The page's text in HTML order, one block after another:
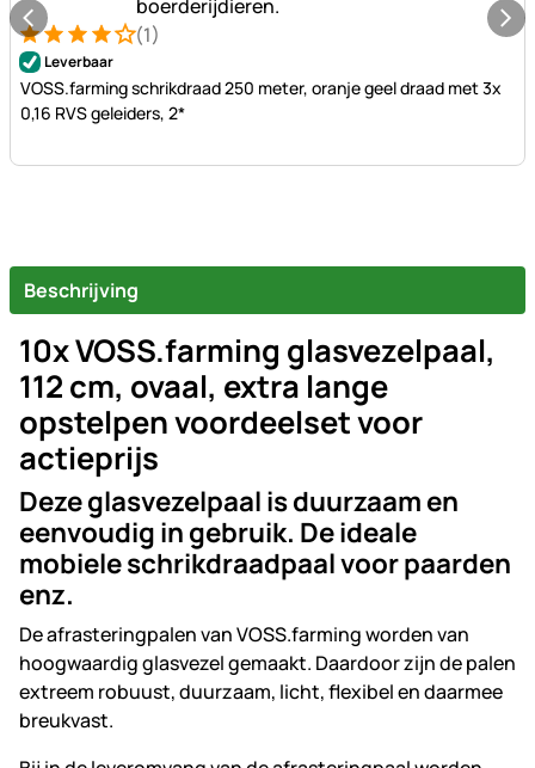
Beoordeling: 4 van 5 (1 beoordelingen)
1 Bewertung(1)
Leverbaar
VOSS.farming schrikdraad 250 meter, oranje geel draad met 3x
0,16 RVS geleiders, 2*
Beschrijving
10x VOSS.farming glasvezelpaal,
112 cm, ovaal, extra lange
opstelpen voordeelset voor
actieprijs
Deze glasvezelpaal is duurzaam en
eenvoudig in gebruik. De ideale
mobiele schrikdraadpaal voor paarden
enz.
De afrasteringpalen van VOSS.farming worden van
hoogwaardig glasvezel gemaakt. Daardoor zijn de palen
extreem robuust, duurzaam, licht, flexibel en daarmee
breukvast.